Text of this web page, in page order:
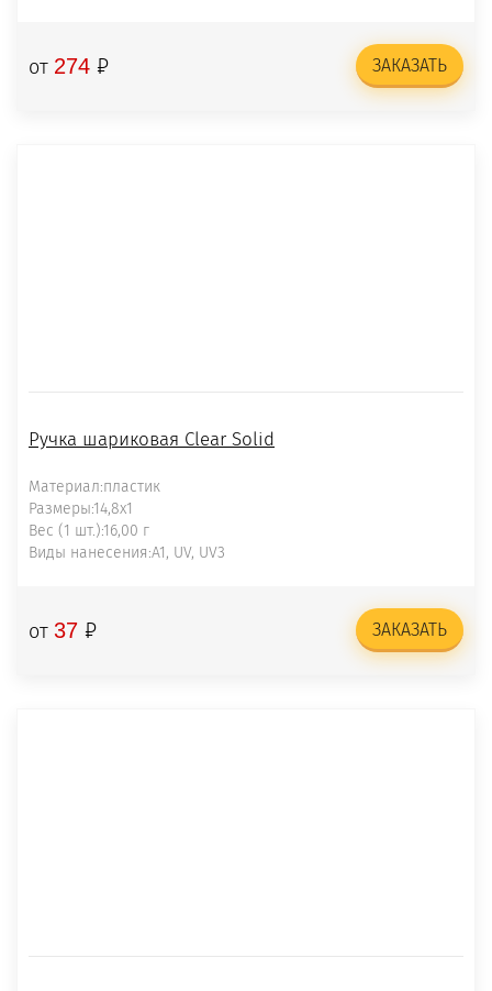
от 274 ₽ ЗАКАЗАТЬ
Ручка шариковая Clear Solid
Материал:пластик
Размеры:14,8х1
Вес (1 шт.):16,00 г
Виды нанесения:A1, UV, UV3
от 37 ₽ ЗАКАЗАТЬ